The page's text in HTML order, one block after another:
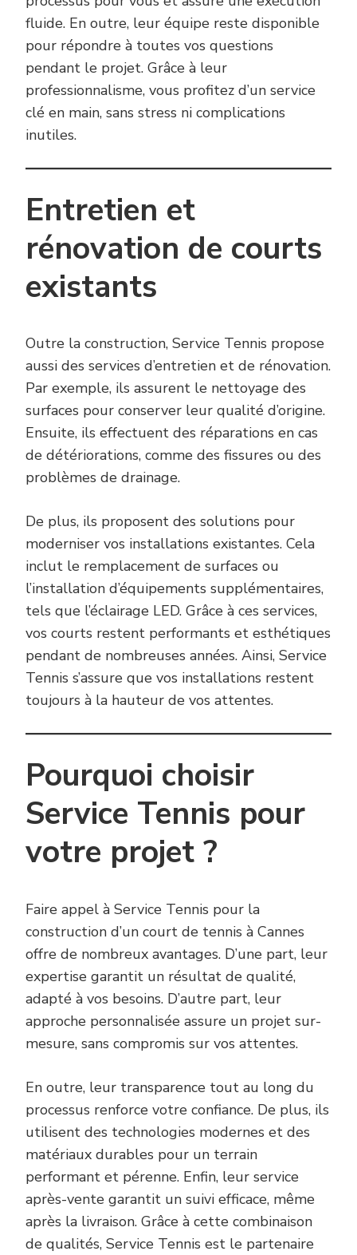
fluide. En outre, leur équipe reste disponible
pour répondre à toutes vos questions
pendant le projet. Grâce à leur
professionnalisme, vous profitez d’un service
clé en main, sans stress ni complications
inutiles.
Entretien et
rénovation de courts
existants
Outre la construction, Service Tennis propose
aussi des services d’entretien et de rénovation.
Par exemple, ils assurent le nettoyage des
surfaces pour conserver leur qualité d’origine.
Ensuite, ils effectuent des réparations en cas
de détériorations, comme des fissures ou des
problèmes de drainage.
De plus, ils proposent des solutions pour
moderniser vos installations existantes. Cela
inclut le remplacement de surfaces ou
l’installation d’équipements supplémentaires,
tels que l’éclairage LED. Grâce à ces services,
vos courts restent performants et esthétiques
pendant de nombreuses années. Ainsi, Service
Tennis s’assure que vos installations restent
toujours à la hauteur de vos attentes.
Pourquoi choisir
Service Tennis pour
votre projet ?
Faire appel à Service Tennis pour la
construction d’un court de tennis à Cannes
offre de nombreux avantages. D’une part, leur
expertise garantit un résultat de qualité,
adapté à vos besoins. D’autre part, leur
approche personnalisée assure un projet sur-
mesure, sans compromis sur vos attentes.
En outre, leur transparence tout au long du
processus renforce votre confiance. De plus, ils
utilisent des technologies modernes et des
matériaux durables pour un terrain
performant et pérenne. Enfin, leur service
après-vente garantit un suivi efficace, même
après la livraison. Grâce à cette combinaison
de qualités, Service Tennis est le partenaire